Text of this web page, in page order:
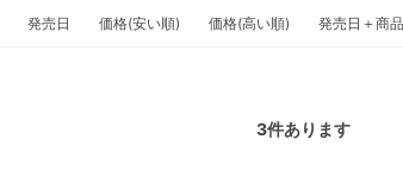
発売日 価格(安い順) 価格(高い順) 発売日＋商
3件あります